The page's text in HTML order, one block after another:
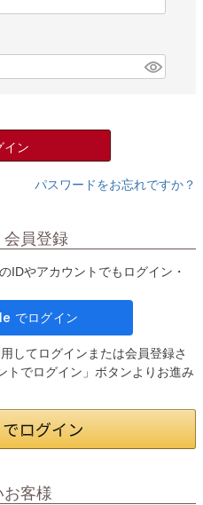
イン
パスワードをお忘れですか？
会員登録
IDやアカウントでもログイン・
してログインまたは会員登録さ
トでログイン」ボタンよりお進み
お客様